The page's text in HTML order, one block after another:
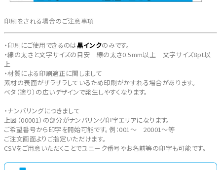
印刷をされる場合のご注意事項
・印刷にご使用できるのは黒インクのみです。
・線の太さと文字サイズの目安 線の太さ0.5mm以上 文字サイズ8pt以
上
・材質による印刷適正に関しまして
素材の表面がザラザラしているため印刷がかすれる場合があります。
べタ（塗り）の広いデザインで発生しやすくなります。
・ナンバリングにつきまして
上図（00001）の部分がナンバリング印字エリアになります。
ご希望番号から印字を開始可能です。例：001～ 20001～等
ご注文画面よりご指定いただけます。
CSVをご用意いただくことでユニーク番号やお名前等の印字も可能です。